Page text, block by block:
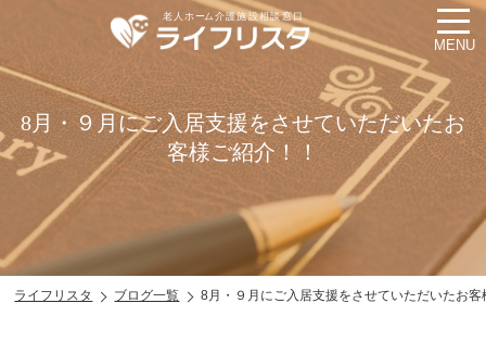
MENU
8月・９月にご入居支援をさせていただいたお
客様ご紹介！！
ライフリスタ ブログ一覧 8月・９月にご入居支援をさせていただいたお客